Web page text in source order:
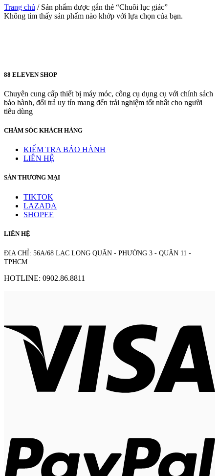
Trang chủ /Sản phẩm được gắn thẻ “Chuôi lục giác”
Không tìm thấy sản phẩm nào khớp với lựa chọn của bạn.
88 ELEVEN SHOP
Chuyên cung cấp thiết bị máy móc, công cụ dụng cụ với chính sách
bảo hành, đổi trả uy tín mang đến trải nghiệm tốt nhất cho người
tiêu dùng
CHĂM SÓC KHÁCH HÀNG
KIỂM TRA BẢO HÀNH
LIÊN HỆ
SÀN THƯƠNG MẠI
TIKTOK
LAZADA
SHOPEE
LIÊN HỆ
ĐỊA CHỈ: 56A/68 LẠC LONG QUÂN - PHƯỜNG 3 - QUẬN 11 -
TPHCM
HOTLINE: 0902.86.8811